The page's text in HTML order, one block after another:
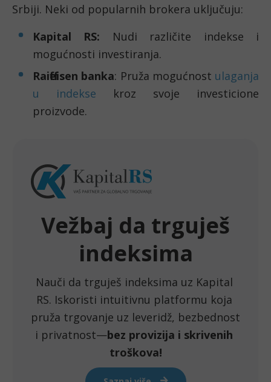
Srbiji. Neki od popularnih brokera uključuju:
Kapital RS: Nudi različite indekse i
mogućnosti investiranja.
Raiffeisen banka: Pruža mogućnost ulaganja
u indekse kroz svoje investicione
proizvode.